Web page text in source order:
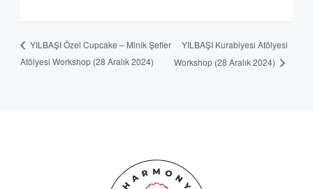
YILBAŞI Özel Cupcake – Minik Şefler
Atölyesi Workshop (28 Aralık 2024)
YILBAŞI Kurabiyesi Atölyesi
Workshop (28 Aralık 2024)